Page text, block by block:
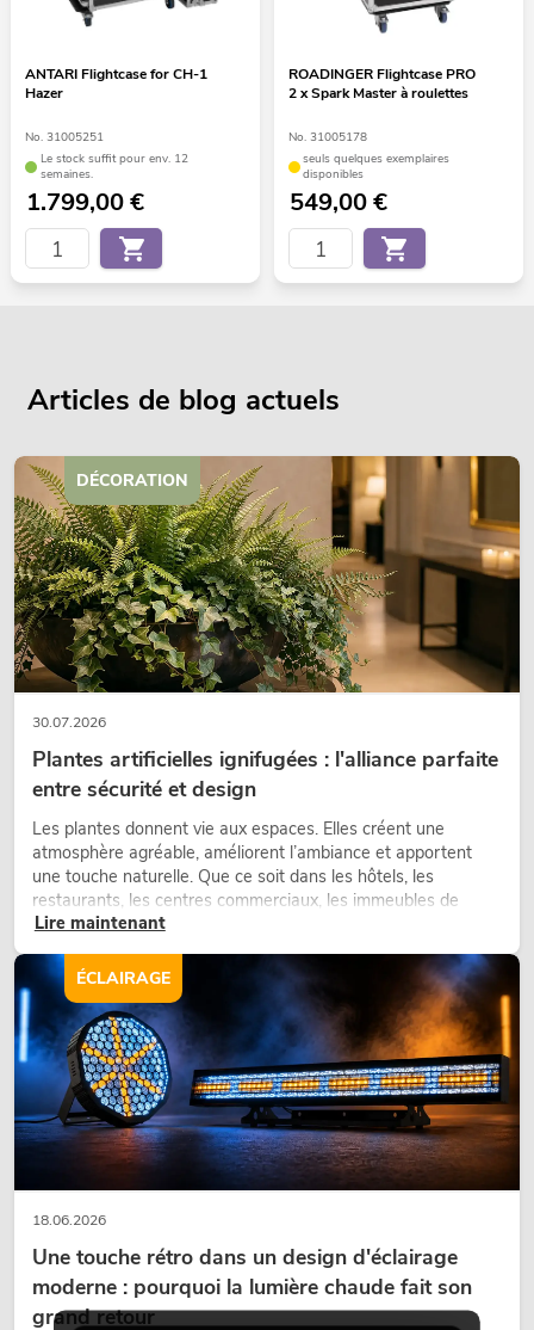
ANTARI Flightcase for CH-1
Hazer
No. 31005251
Le stock suffit pour env. 12
semaines.
1.799,00€
ROADINGER Flightcase PRO
2 x Spark Master à roulettes
No. 31005178
seuls quelques exemplaires
disponibles
549,00€
Articles de blog actuels
30.07.2026
Plantes artificielles ignifugées : l'alliance parfaite
entre sécurité et design
Les plantes donnent vie aux espaces. Elles créent une
atmosphère agréable, améliorent l’ambiance et apportent
une touche naturelle. Que ce soit dans les hôtels, les
restaurants, les centres commerciaux, les immeubles de
bureaux ou sur les stands d’exposition, une végétalisation de
qualité fait depuis longtemps partie intégrante des concepts
d’aménagement modernes.
Lire maintenant
DÉCORATION
18.06.2026
Une touche rétro dans un design d'éclairage
moderne : pourquoi la lumière chaude fait son
grand retour
ÉCLAIRAGE